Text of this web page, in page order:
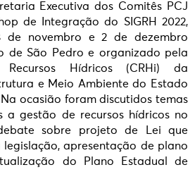
Executiva dos Comitês PCJ
de Integração do SIGRH 2022,
de novembro e 2 de dezembro
de São Pedro e organizado pela
Recursos Hídricos (CRHi) da
e Meio Ambiente do Estado
ocasião foram discutidos temas
a gestão de recursos hídricos no
sobre projeto de Lei que
apresentação de plano
do Plano Estadual de